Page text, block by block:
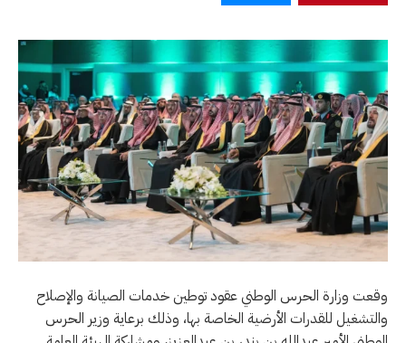
وقعت وزارة الحرس الوطني عقود توطين خدمات الصيانة والإصلاح
والتشغيل للقدرات الأرضية الخاصة بها، وذلك برعاية وزير الحرس